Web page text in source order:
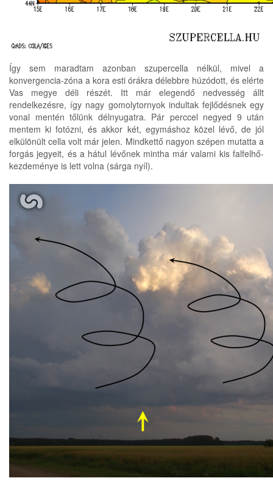
Így sem maradtam azonban szupercella nélkül, mivel a
konvergencia-zóna a kora esti órákra délebbre húzódott, és elérte
Vas megye déli részét. Itt már elegendő nedvesség állt
rendelkezésre, így nagy gomolytornyok indultak fejlődésnek egy
vonal mentén tőlünk délnyugatra. Pár perccel negyed 9 után
mentem ki fotózni, és akkor két, egymáshoz közel lévő, de jól
elkülönült cella volt már jelen. Mindkettő nagyon szépen mutatta a
forgás jegyeit, és a hátul lévőnek mintha már valami kis falfelhő-
kezdeménye is lett volna (sárga nyíl).